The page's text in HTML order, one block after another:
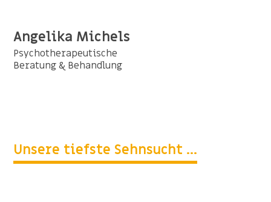
Angelika Michels
Psychotherapeutische
Beratung & Behandlung
Unsere tiefste Sehnsucht ...